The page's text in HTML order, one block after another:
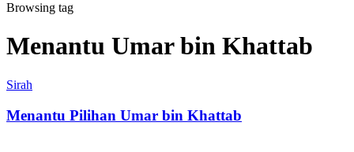
Browsing tag
Menantu Umar bin Khattab
Sirah
Menantu Pilihan Umar bin Khattab